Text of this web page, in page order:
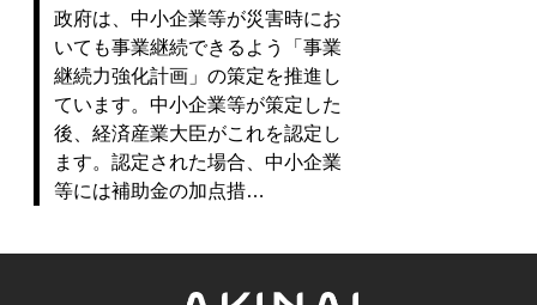
政府は、中小企業等が災害時にお
いても事業継続できるよう「事業
継続力強化計画」の策定を推進し
ています。中小企業等が策定した
後、経済産業大臣がこれを認定し
ます。認定された場合、中小企業
等には補助金の加点措…